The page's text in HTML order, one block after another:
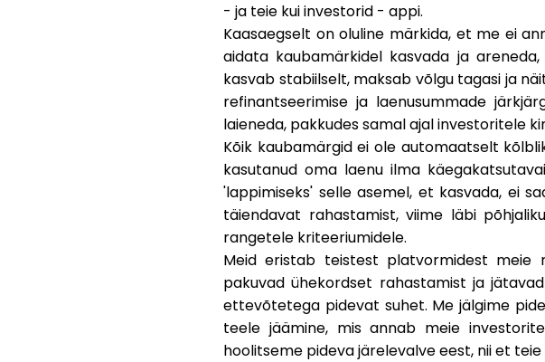
- ja teie kui investorid - appi.
Kaasaegselt on oluline märkida, et me ei
aidata kaubamärkidel kasvada ja
kasvab stabiilselt, maksab võlgu tagasi ja
refinantseerimise ja laenusummade
laieneda, pakkudes samal ajal investoritele
Kõik kaubamärgid ei ole automaatselt
kasutanud oma laenu ilma
'lappimiseks' selle asemel, et kasvada, ei
täiendavat rahastamist, viime läbi
rangetele kriteeriumidele.
Meid eristab teistest platvormidest meie
pakuvad ühekordset rahastamist ja
ettevõtetega pidevat suhet. Me jälgime
teele jäämine, mis annab meie
hoolitseme pideva järelevalve eest, nii et